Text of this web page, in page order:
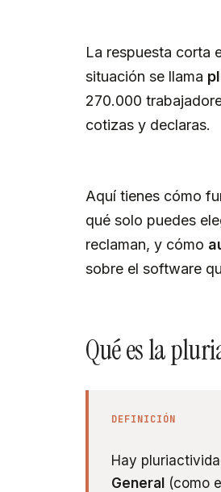
La respuesta corta
situación se llama
270.000
cotizas y declaras.
Aquí tienes cómo
qué solo puedes
reclaman, y cómo
sobre el software
Qué es la
DEFINICIÓN
Hay
General (como